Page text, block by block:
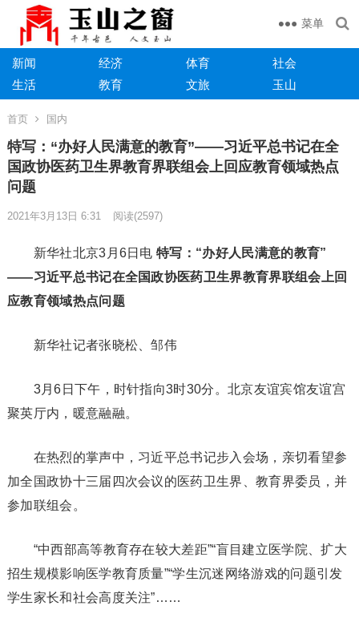
菜单
新闻 经济 体育
社会
生活
教育 文旅 玉山
首页 国内
特写：“办好人民满意的教育”——习近平总书记在全
国政协医药卫生界教育界联组会上回应教育领域热点
问题
2021年3月13日 6:31 阅读(2597)
新华社北京3月6日电特写：“办好人民满意的教育”
——习近平总书记在全国政协医药卫生界教育界联组会上回
应教育领域热点问题
新华社记者张晓松、邹伟
3月6日下午，时针指向3时30分。北京友谊宾馆友谊宫
聚英厅内，暖意融融。
在热烈的掌声中，习近平总书记步入会场，亲切看望参
加全国政协十三届四次会议的医药卫生界、教育界委员，并
参加联组会。
“中西部高等教育存在较大差距”“盲目建立医学院、扩大
招生规模影响医学教育质量”“学生沉迷网络游戏的问题引发
学生家长和社会高度关注”……